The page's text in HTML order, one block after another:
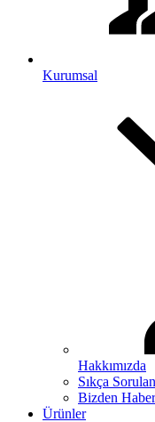
Kurumsal
Hakkımızda
Sıkça
Bizden
Ürünler